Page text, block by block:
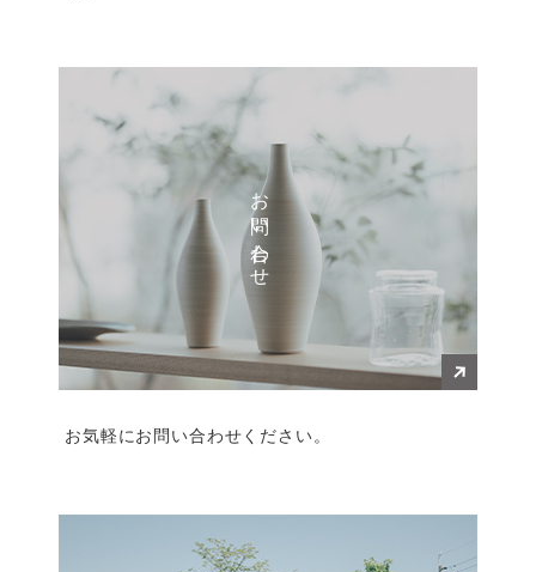
お問い合わせ
お気軽にお問い合わせください。